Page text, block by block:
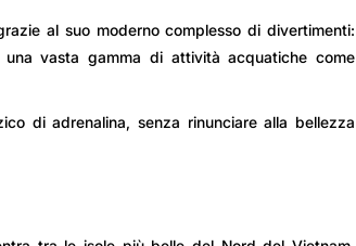
al suo moderno complesso di divertimenti:
vasta gamma di attività acquatiche come
di adrenalina, senza rinunciare alla bellezza